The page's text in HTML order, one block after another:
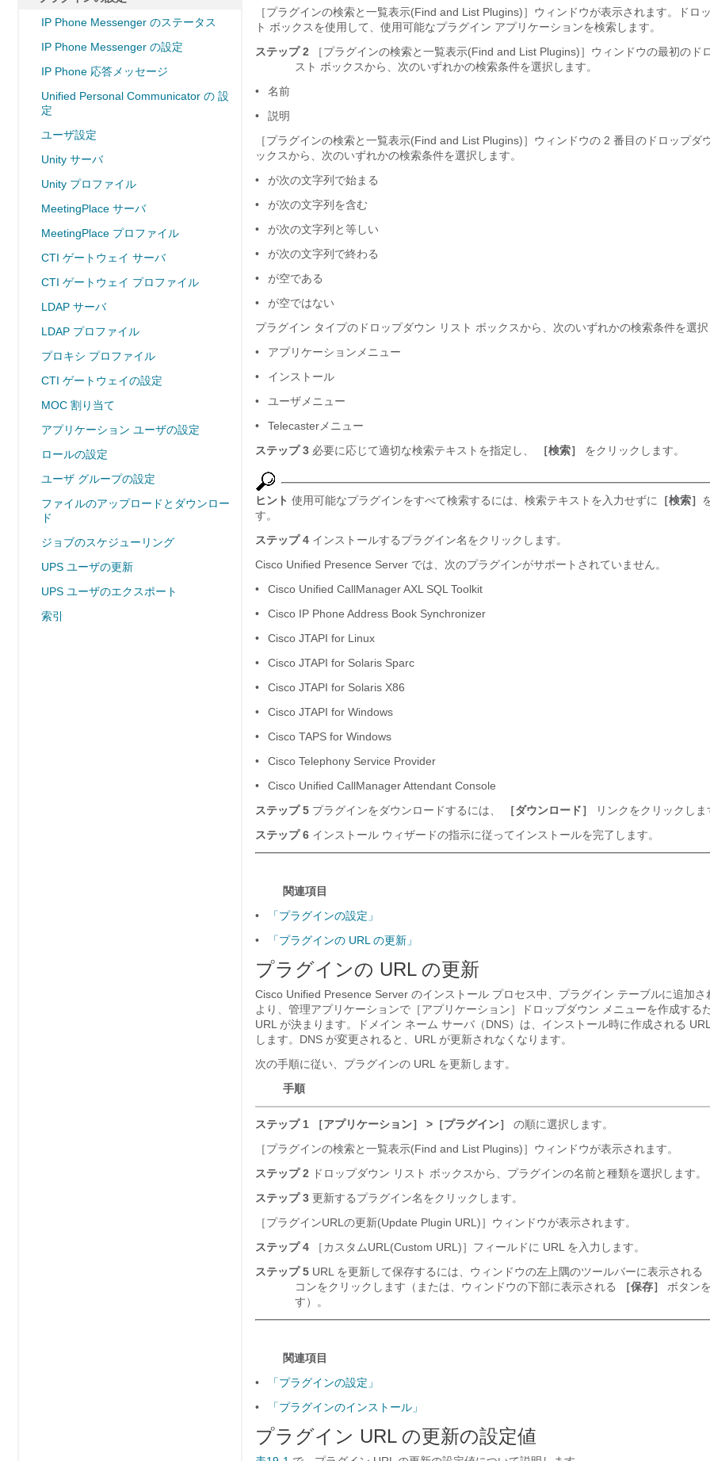
IP Phone Messenger のステータス
IP Phone Messenger の設定
IP Phone 応答メッセージ
Unified Personal Communicator の 設
定
ユーザ設定
Unity サーバ
Unity プロファイル
MeetingPlace サーバ
MeetingPlace プロファイル
CTI ゲートウェイ サーバ
CTI ゲートウェイ プロファイル
LDAP サーバ
LDAP プロファイル
プロキシ プロファイル
CTI ゲートウェイの設定
MOC 割り当て
アプリケーション ユーザの設定
ロールの設定
ユーザ グループの設定
ファイルのアップロードとダウンロー
ド
ジョブのスケジューリング
UPS ユーザの更新
UPS ユーザのエクスポート
索引
［プラグインの検索と一覧表示(Find and List Plugins)］ウィンドウが表示されます。ドロ
ト ボックスを使用して、使用可能なプラグイン アプリケーションを検索します。
ステップ 2 ［プラグインの検索と一覧表示(Find and List Plugins)］ウィンドウの最初のド
スト ボックスから、次のいずれかの検索条件を選択します。
•
名前
•
説明
［プラグインの検索と一覧表示(Find and List Plugins)］ウィンドウの 2 番目のドロップダ
ックスから、次のいずれかの検索条件を選択します。
•
が次の文字列で始まる
•
が次の文字列を含む
•
が次の文字列と等しい
•
が次の文字列で終わる
•
が空である
•
が空ではない
プラグイン タイプのドロップダウン リスト ボックスから、次のいずれかの検索条件を選択
•
アプリケーションメニュー
•
インストール
•
ユーザメニュー
•
Telecasterメニュー
ステップ 3 必要に応じて適切な検索テキストを指定し、 ［検索］ をクリックします。
ヒント 使用可能なプラグインをすべて検索するには、検索テキストを入力せずに ［検索］
す。
ステップ 4 インストールするプラグイン名をクリックします。
Cisco Unified Presence Server では、次のプラグインがサポートされていません。
•
Cisco Unified CallManager AXL SQL Toolkit
•
Cisco IP Phone Address Book Synchronizer
•
Cisco JTAPI for Linux
•
Cisco JTAPI for Solaris Sparc
•
Cisco JTAPI for Solaris X86
•
Cisco JTAPI for Windows
•
Cisco TAPS for Windows
•
Cisco Telephony Service Provider
•
Cisco Unified CallManager Attendant Console
ステップ 5 プラグインをダウンロードするには、 ［ダウンロード］
リンクをクリックしま
ステップ 6 インストール ウィザードの指示に従ってインストールを完了します。
関連項目
•
「プラグインの設定」
•
「プラグインの URL の更新」
プラグインの URL の更新
Cisco Unified Presence Server のインストール プロセス中、プラグイン テーブルに追加さ
より、管理アプリケーションで［アプリケーション］ドロップダウン メニューを作成する
URL が決まります。ドメイン ネーム サーバ（DNS）は、インストール時に作成される
します。DNS が変更されると、URL が更新されなくなります。
次の手順に従い、プラグインの URL を更新します。
手順
ステップ 1 ［アプリケーション］ >［プラグイン］
の順に選択します。
［プラグインの検索と一覧表示(Find and List Plugins)］ウィンドウが表示されます。
ステップ 2 ドロップダウン リスト ボックスから、プラグインの名前と種類を選択します。
ステップ 3 更新するプラグイン名をクリックします。
［プラグインURLの更新(Update Plugin URL)］ウィンドウが表示されます。
ステップ 4 ［カスタムURL(Custom URL)］フィールドに URL を入力します。
ステップ 5 URL を更新して保存するには、ウィンドウの左上隅のツールバーに表示される
コンをクリックします（または、ウィンドウの下部に表示される
［保存］
ボタン
す）。
関連項目
•
「プラグインの設定」
•
「プラグインのインストール」
プラグイン URL の更新の設定値